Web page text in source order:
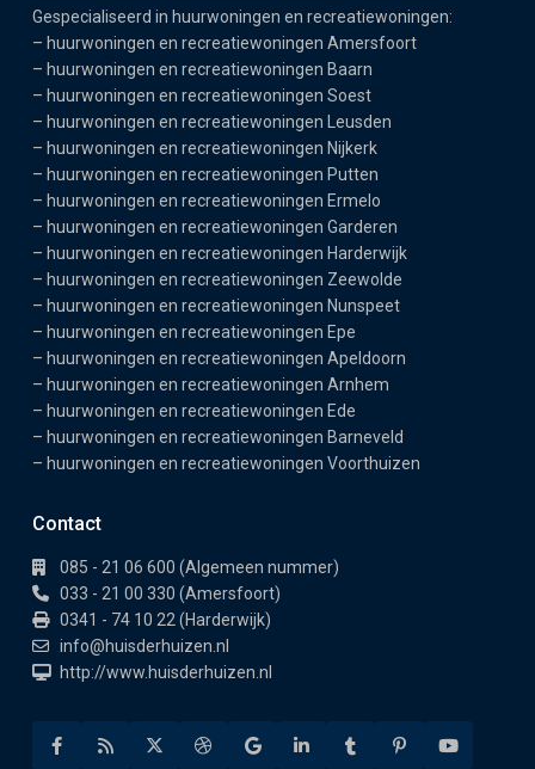
Gespecialiseerd in huurwoningen en recreatiewoningen:
– huurwoningen en recreatiewoningen Amersfoort
– huurwoningen en recreatiewoningen Baarn
– huurwoningen en recreatiewoningen Soest
– huurwoningen en recreatiewoningen Leusden
– huurwoningen en recreatiewoningen Nijkerk
– huurwoningen en recreatiewoningen Putten
– huurwoningen en recreatiewoningen Ermelo
– huurwoningen en recreatiewoningen Garderen
– huurwoningen en recreatiewoningen Harderwijk
– huurwoningen en recreatiewoningen Zeewolde
– huurwoningen en recreatiewoningen Nunspeet
– huurwoningen en recreatiewoningen Epe
– huurwoningen en recreatiewoningen Apeldoorn
– huurwoningen en recreatiewoningen Arnhem
– huurwoningen en recreatiewoningen Ede
– huurwoningen en recreatiewoningen Barneveld
– huurwoningen en recreatiewoningen Voorthuizen
Contact
085 - 21 06 600 (Algemeen nummer)
033 - 21 00 330 (Amersfoort)
0341 - 74 10 22 (Harderwijk)
info@huisderhuizen.nl
http://www.huisderhuizen.nl